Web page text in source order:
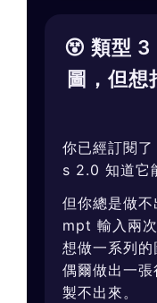
😵 類型
圖，但想
你已經訂閱
s 2.0 知道它
但你總是做
mpt 輸入兩
想做一系列的
偶爾做出一
製不出來。